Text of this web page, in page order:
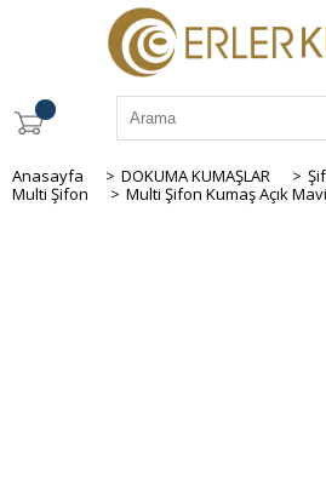
Anasayfa > DOKUMA KUMAŞLAR >
Multi Şifon
> Multi Şifon Kumaş Açık